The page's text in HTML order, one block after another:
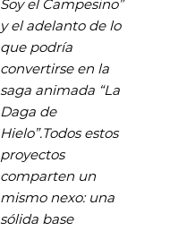
Soy el Campesino”
y el adelanto de lo
que podría
convertirse en la
saga animada “La
Daga de
Hielo”.Todos estos
proyectos
comparten un
mismo nexo: una
sólida base